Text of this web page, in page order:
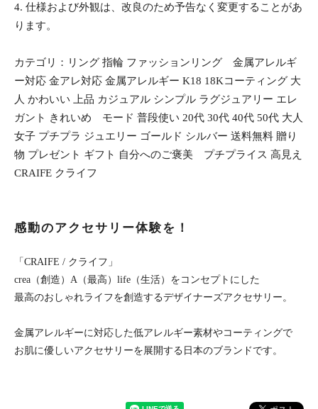
4. 仕様および外観は、改良のため予告なく変更することがあ
ります。
カテゴリ：リング 指輪 ファッションリング 金属アレルギ
ー対応 金アレ対応 金属アレルギー K18 18Kコーティング 大
人 かわいい 上品 カジュアル シンプル ラグジュアリー エレ
ガント きれいめ モード 普段使い 20代 30代 40代 50代 大人
女子 プチプラ ジュエリー ゴールド シルバー 送料無料 贈り
物 プレゼント ギフト 自分へのご褒美 プチプライス 高見え
CRAIFE クライフ
感動のアクセサリー体験を！
「CRAIFE / クライフ」
crea（創造）A（最高）life（生活）をコンセプトにした
最高のおしゃれライフを創造するデザイナーズアクセサリー。
金属アレルギーに対応した低アレルギー素材やコーティングで
お肌に優しいアクセサリーを展開する日本のブランドです。